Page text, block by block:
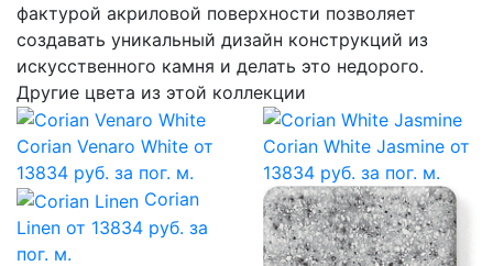
фактурой акриловой поверхности позволяет
создавать уникальный дизайн конструкций из
искусственного камня и делать это недорого.
Другие цвета из этой коллекции
Corian Venaro White от
13834 руб. за пог. м.
Corian White Jasmine от
13834 руб. за пог. м.
Corian
Linen от 13834 руб. за
пог. м.